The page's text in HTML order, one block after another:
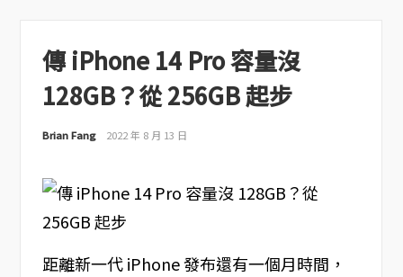
傳 iPhone 14 Pro 容量沒
128GB？從 256GB 起步
Brian Fang 2022 年 8 月 13 日
距離新一代 iPhone 發布還有一個月時間，